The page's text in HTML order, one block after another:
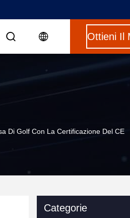
Di Golf Con La Certificazione Del CE
Categorie